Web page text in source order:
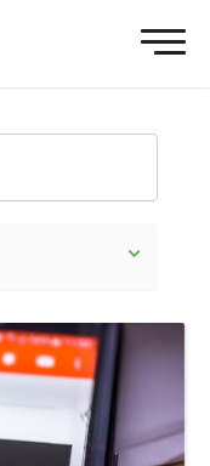
Sociale